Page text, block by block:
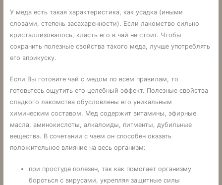
У меда есть такая характеристика, как усадка (иными
словами, степень засахаренности). Если лакомство сильно
кристаллизовалось, класть его в чай не стоит. Чтобы
сохранить полезные свойства такого меда, лучше употреблять
его вприкуску.
Если Вы готовите чай с медом по всем правилам, то
готовьтесь ощутить его целебный эффект. Полезные свойства
сладкого лакомства обусловлены его уникальным
химическим составом. Мед содержит витамины, эфирные
масла, аминокислоты, алкалоиды, пигменты, дубильные
вещества. В сочетании с чаем он способен оказать
положительное влияние на весь организм:
при простуде полезен, так как помогает организму
бороться с вирусами, укрепляя защитные силы